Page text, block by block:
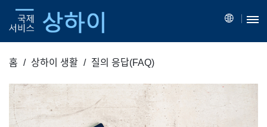
홈 상하이 생활 질의 응답(FAQ)